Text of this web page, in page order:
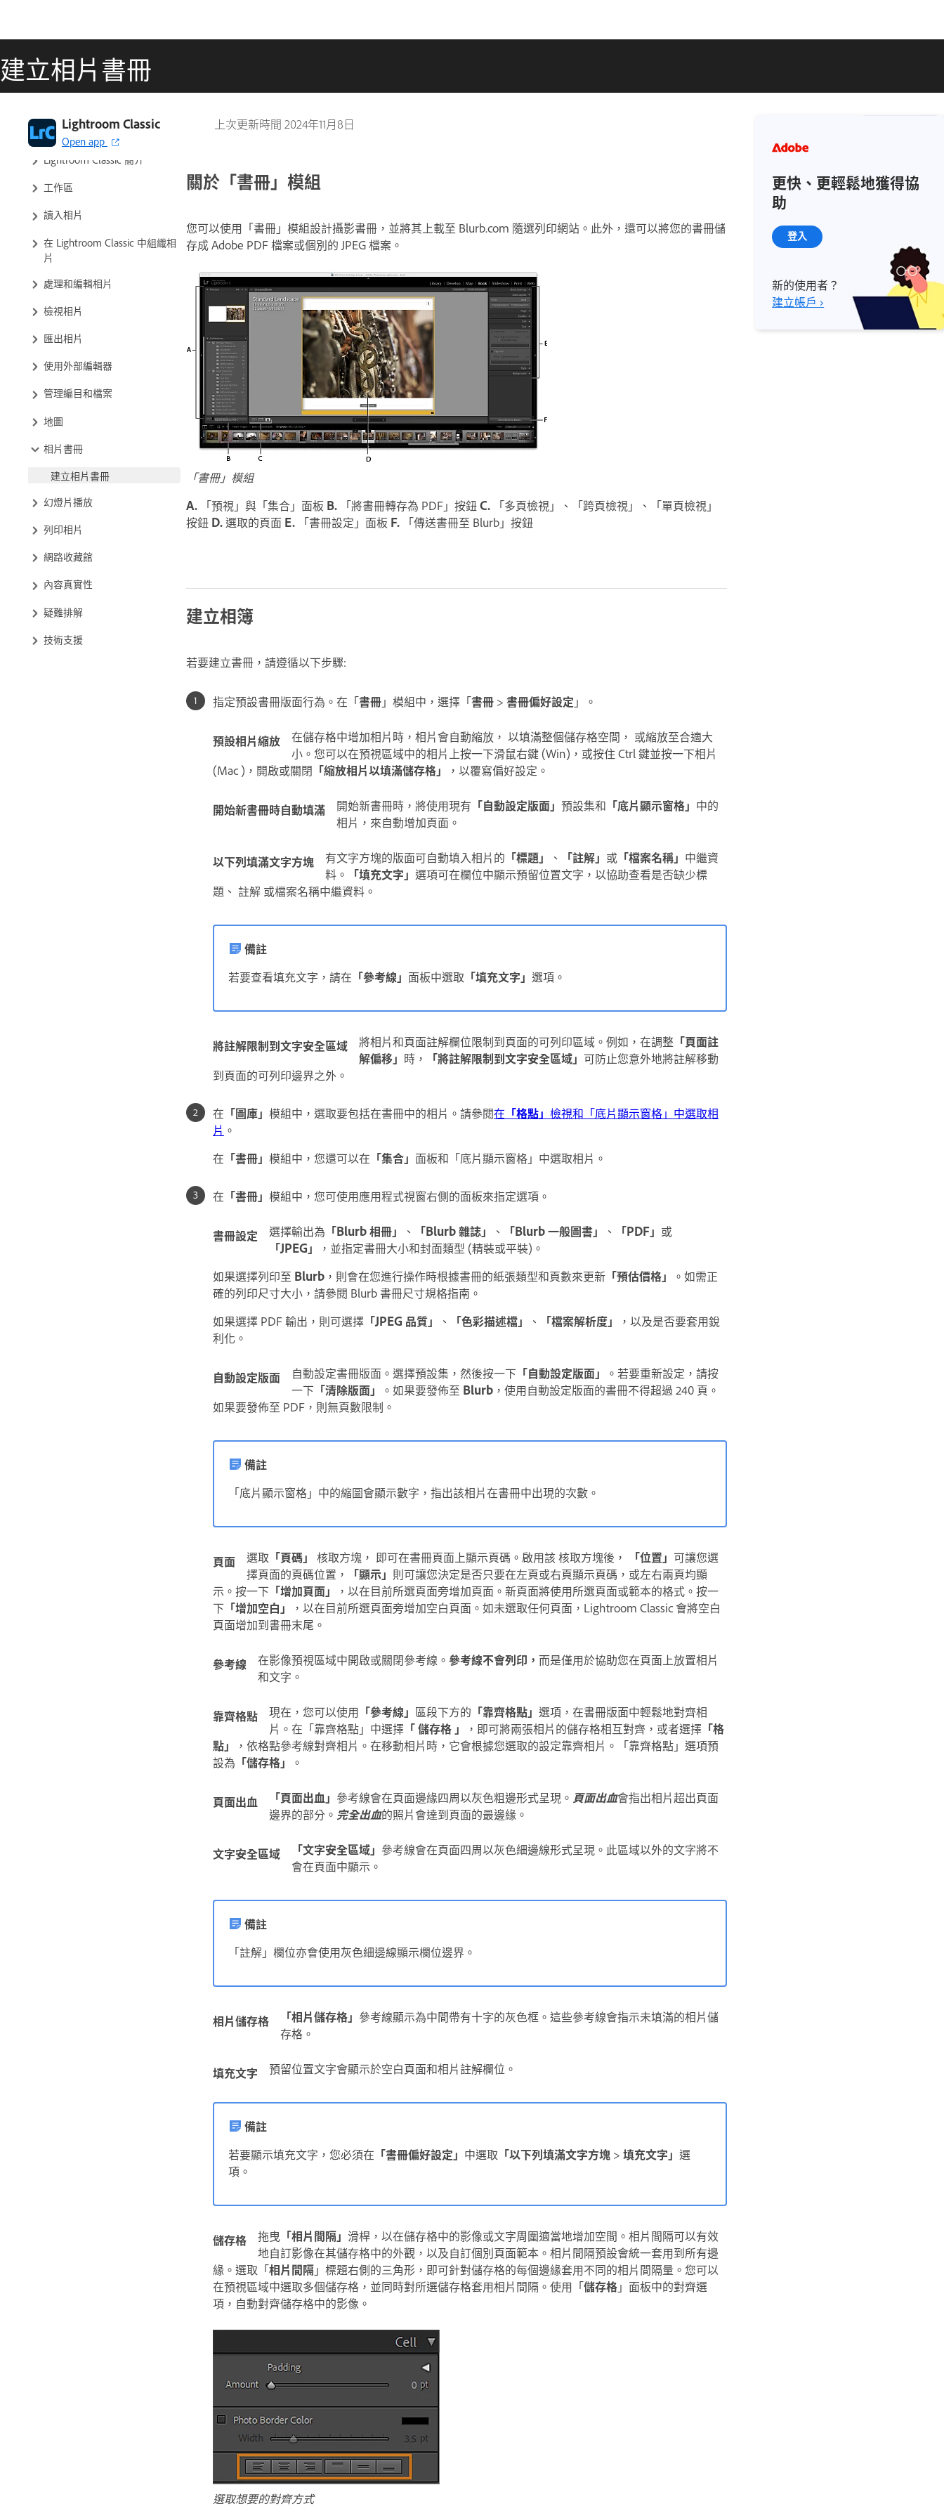
建立相片書冊
上次更新時間 2024年11月8日
Lightroom Classic
Open app
Lightroom Classic 使用手冊
Lightroom Classic 簡介
工作區
讀入相片
在 Lightroom Classic 中組織相
片
處理和編輯相片
檢視相片
匯出相片
使用外部編輯器
管理編目和檔案
地圖
相片書冊
建立相片書冊
幻燈片播放
列印相片
網路收藏館
內容真實性
疑難排解
技術支援
關於「書冊」模組
您可以使用「書冊」模組設計攝影書冊，並將其上載至 Blurb.com 隨選列印網站。此外，還可以將您的書冊儲
存成 Adobe PDF 檔案或個別的 JPEG 檔案。
「書冊」模組
A. 「預視」與「集合」面板 B. 「將書冊轉存為 PDF」按鈕C. 「多頁檢視」、「跨頁檢視」、「單頁檢視」
按鈕 D.選取的頁面 E. 「書冊設定」面板 F. 「傳送書冊至 Blurb」按鈕
建立相簿
若要建立書冊，請遵循以下步驟:
指定預設書冊版面行為。在「書冊」模組中，選擇「書冊 > 書冊偏好設定 」。
預設相片縮放
在儲存格中增加相片時，相片會自動縮放， 以填滿整個儲存格空間， 或縮放至合適大
小。您可以在預視區域中的相片上按一下滑鼠右鍵 (Win)，或按住 Ctrl 鍵並按一下相片
(Mac )，開啟或關閉 「縮放相片以填滿儲存格」 ，以覆寫偏好設定。
開始新書冊時自動填滿 開始新書冊時，將使用現有 「自動設定版面」 預設集和 「底片顯示窗格」 中的
相片，來自動增加頁面。
以下列填滿文字方塊 有文字方塊的版面可自動填入相片的 「標題」 、 「註解」 或 「檔案名稱」 中繼資
料。
「填充文字」 選項可在欄位中顯示預留位置文字，以協助查看是否缺少標
題、 註解 或檔案名稱中繼資料。
備註
若要查看填充文字，請在 「參考線」 面板中選取 「填充文字」 選項。
將註解限制到文字安全區域 將相片和頁面註解欄位限制到頁面的可列印區域。例如，在調整 「頁面註
解偏移」 時， 「將註解限制到文字安全區域」 可防止您意外地將註解移動
到頁面的可列印邊界之外。
在 「圖庫」 模組中，選取要包括在書冊中的相片。請參閱在 「格點」 檢視和「底片顯示窗格」中選取相
片 。
在 「書冊」 模組中，您還可以在 「集合」 面板和「底片顯示窗格」中選取相片。
在 「書冊」 模組中，您可使用應用程式視窗右側的面板來指定選項。
書冊設定 選擇輸出為 「Blurb 相冊」 、 「Blurb 雜誌」 、 「Blurb 一般圖書」 、 「PDF」 或
「JPEG」
，並指定書冊大小和封面類型 (精裝或平裝)。
如果選擇列印至 Blurb ，則會在您進行操作時根據書冊的紙張類型和頁數來更新 「預估價格」
。如需正
確的列印尺寸大小，請參閱 Blurb 書冊尺寸規格指南。
如果選擇 PDF 輸出，則可選擇 「JPEG 品質」 、 「色彩描述檔」 、 「檔案解析度」
，以及是否要套用銳
利化。
自動設定版面 自動設定書冊版面。選擇預設集，然後按一下 「自動設定版面」
。若要重新設定，請按
一下 「清除版面」 。如果要發佈至 Blurb ，使用自動設定版面的書冊不得超過 240 頁。
如果要發佈至 PDF，則無頁數限制。
備註
「底片顯示窗格」中的縮圖會顯示數字，指出該相片在書冊中出現的次數。
頁面 選取 「頁碼」 核取方塊， 即可在書冊頁面上顯示頁碼。啟用該 核取方塊後， 「位置」 可讓您選
擇頁面的頁碼位置，
「顯示」 則可讓您決定是否只要在左頁或右頁顯示頁碼，或左右兩頁均顯
示。按一下 「增加頁面」
，以在目前所選頁面旁增加頁面。新頁面將使用所選頁面或範本的格式。按一
下 「增加空白」
，以在目前所選頁面旁增加空白頁面。如未選取任何頁面，Lightroom Classic 會將空白
頁面增加到書冊末尾。
參考線 在影像預視區域中開啟或關閉參考線。 參考線不會列印， 而是僅用於協助您在頁面上放置相片
和文字。
靠齊格點 現在，您可以使用 「參考線」 區段下方的 「靠齊格點」 選項，在書冊版面中輕鬆地對齊相
片。在「靠齊格點」中選擇 「 儲存格 」 ，即可將兩張相片的儲存格相互對齊，或者選擇 「格
點」
，依格點參考線對齊相片。在移動相片時，它會根據您選取的設定靠齊相片。「靠齊格點」選項預
設為 「儲存格」 。
頁面出血 「頁面出血」 參考線會在頁面邊緣四周以灰色粗邊形式呈現。 頁面出血會指出相片超出頁面
邊界的部分。 完全出血的照片會達到頁面的最邊緣。
文字安全區域 「文字安全區域」 參考線會在頁面四周以灰色細邊線形式呈現。此區域以外的文字將不
會在頁面中顯示。
備註
「註解」欄位亦會使用灰色細邊線顯示欄位邊界。
相片儲存格 「相片儲存格」 參考線顯示為中間帶有十字的灰色框。這些參考線會指示未填滿的相片儲
存格。
填充文字 預留位置文字會顯示於空白頁面和相片註解欄位。
備註
若要顯示填充文字，您必須在 「書冊偏好設定」 中選取 「以下列填滿文字方塊 > 填充文字」 選
項。
儲存格 拖曳 「相片間隔」 滑桿，以在儲存格中的影像或文字周圍適當地增加空間。相片間隔可以有效
地自訂影像在其儲存格中的外觀，以及自訂個別頁面範本。相片間隔預設會統一套用到所有邊
緣。選取「相片間隔」標題右側的三角形，即可針對儲存格的每個邊緣套用不同的相片間隔量。您可以
在預視區域中選取多個儲存格，並同時對所選儲存格套用相片間隔。使用「儲存格」面板中的對齊選
項，自動對齊儲存格中的影像。
選取想要的對齊方式
更快、更輕鬆地獲得協
助
登入
新的使用者？
建立帳戶 ›